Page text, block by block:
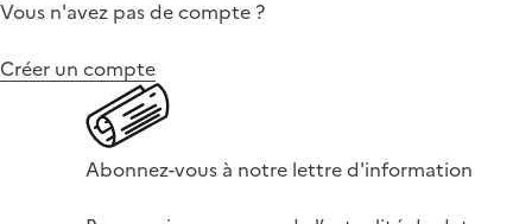
Vous n'avez pas de compte ?
Créer un compte
Abonnez-vous à notre lettre d'information